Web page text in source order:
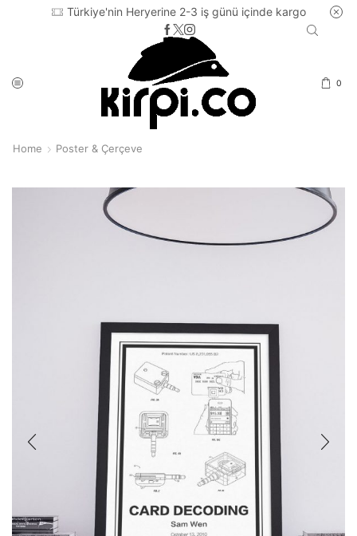
Türkiye'nin Heryerine 2-3 iş günü içinde kargo
0
Home Poster & Çerçeve